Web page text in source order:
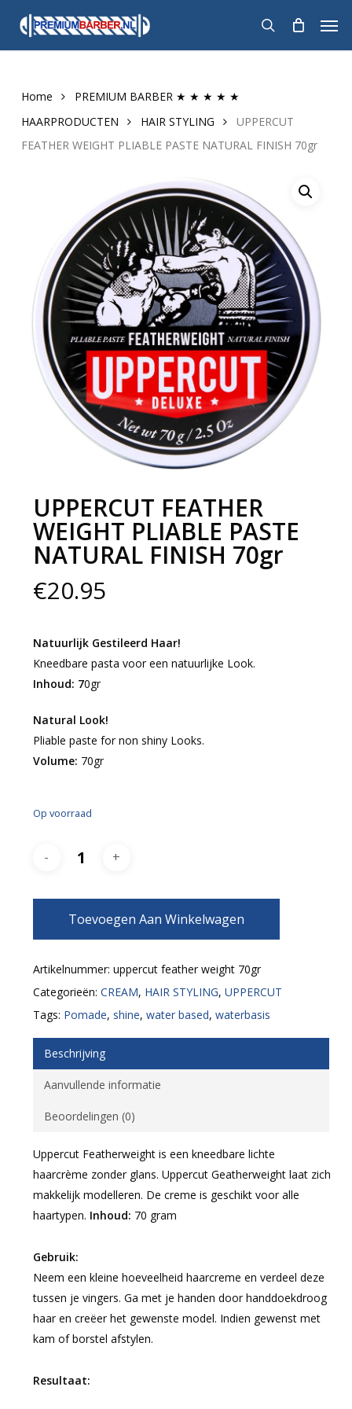
main
search
Home
PREMIUM BARBER ★ ★ ★ ★ ★
HAARPRODUCTEN
HAIR STYLING
UPPERCUT
FEATHER WEIGHT PLIABLE PASTE NATURAL FINISH 70gr
UPPERCUT FEATHER
WEIGHT PLIABLE PASTE
NATURAL FINISH 70gr
€20.95
Natuurlijk Gestileerd Haar!
Kneedbare pasta voor een natuurlijke Look.
Inhoud: 70gr
Natural Look!
Pliable paste for non shiny Looks.
Volume: 70gr
Op voorraad
Toevoegen Aan Winkelwagen
Artikelnummer: uppercut feather weight 70gr
Categorieën: CREAM, HAIR STYLING, UPPERCUT
Tags: Pomade, shine, water based, waterbasis
Beschrijving
Aanvullende informatie
Beoordelingen (0)
Uppercut Featherweight is een kneedbare lichte
haarcrème zonder glans. Uppercut Geatherweight laat zich
makkelijk modelleren. De creme is geschikt voor alle
haartypen. Inhoud: 70 gram
Gebruik:
Neem een kleine hoeveelheid haarcreme en verdeel deze
tussen je vingers. Ga met je handen door handdoekdroog
haar en creëer het gewenste model. Indien gewenst met
kam of borstel afstylen.
Resultaat: